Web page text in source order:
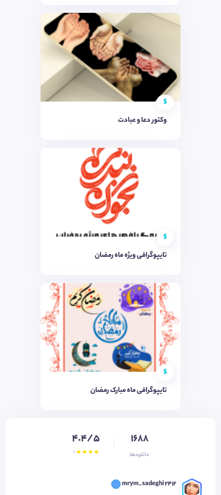
$
وکتور دعا و عبادت
$
تایپوگرافی ویژه ماه رمضان
$
تایپوگرافی ماه مبارک رمضان
1688
دانلودها
4.4/5
mrym_sadeghi 2412